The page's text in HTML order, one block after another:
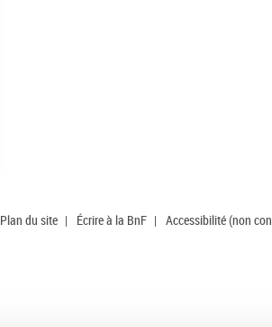
Plan du site | Écrire à la BnF | Accessibilité (non